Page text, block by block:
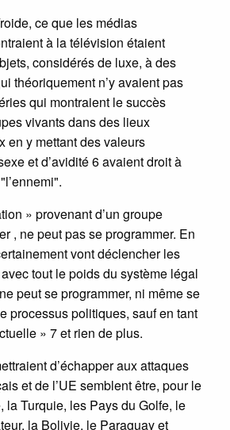
ce que les médias
à la télévision étaient
considérés de luxe, à des
théoriquement n’y avaient pas
qui montraient le succès
vivants dans des lieux
en y mettant des valeurs
et d’avidité 6 avaient droit à
» provenant d’un groupe
, ne peut pas se programmer. En
vont déclencher les
tout le poids du système légal
peut se programmer, ni même se
processus politiques, sauf en tant
» 7 et rien de plus.
d’échapper aux attaques
et de l’UE semblent être, pour le
la Turquie, les Pays du Golfe, le
la Bolivie, le Paraguay et